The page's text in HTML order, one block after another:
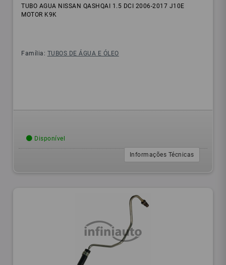
TUBO AGUA NISSAN QASHQAI 1.5 DCI 2006-2017 J10E
MOTOR K9K
Família: TUBOS DE ÁGUA E ÓLEO
Disponível
Informações Técnicas